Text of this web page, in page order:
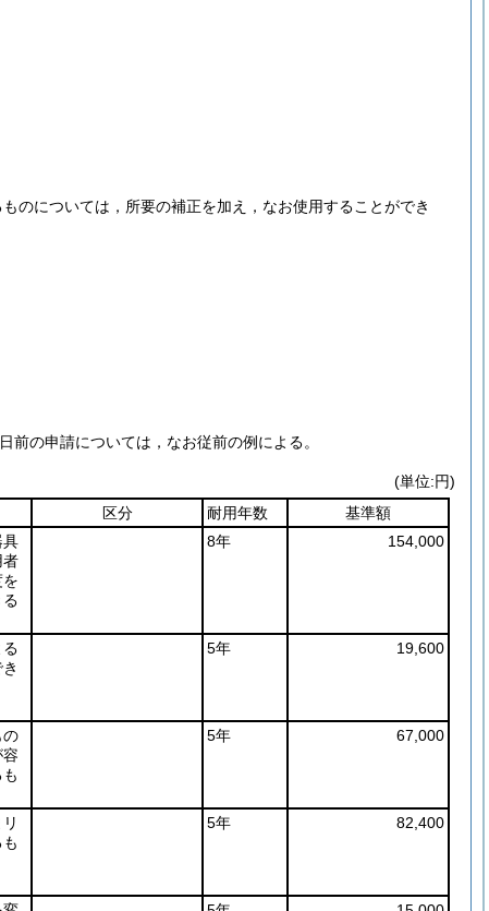
のについては，所要の補正を加え，なお使用することができ
の申請については，なお従前の例による。
(単位:円)
区分 耐用年数
基準額
具
者
8年 154,000
5年 19,600
の
5年 67,000
5年 82,400